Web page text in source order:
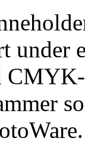
under